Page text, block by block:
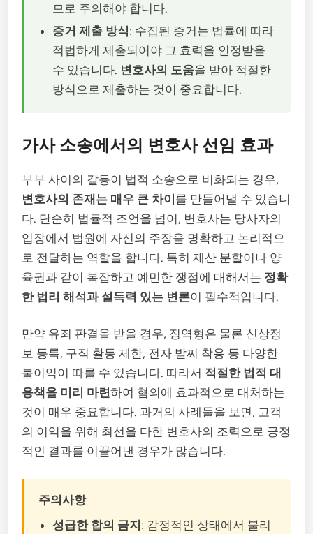
므로 주의해야 합니다.
증거 제출 방식: 수집된 증거는 법률에 따라
적법하게 제출되어야 그 효력을 인정받을
수 있습니다. 변호사의 도움을 받아 적절한
방식으로 제출하는 것이 중요합니다.
가사 소송에서의 변호사 선임 효과
부부 사이의 갈등이 법적 소송으로 비화되는 경우,
변호사의 존재는 매우 큰 차이를 만들어낼 수 있습니
다. 단순히 법률적 조언을 넘어, 변호사는 당사자의
입장에서 법원에 자신의 주장을 명확하고 논리적으
로 전달하는 역할을 합니다. 특히 재산 분할이나 양
육권과 같이 복잡하고 예민한 쟁점에 대해서는 정확
한 법리 해석과 설득력 있는 변론이 필수적입니다.
만약 유죄 판결을 받을 경우, 징역형은 물론 신상정
보 등록, 구직 활동 제한, 전자 발찌 착용 등 다양한
불이익이 따를 수 있습니다. 따라서 적절한 법적 대
응책을 미리 마련하여 혐의에 효과적으로 대처하는
것이 매우 중요합니다. 과거의 사례들을 보면, 고객
의 이익을 위해 최선을 다한 변호사의 조력으로 긍정
적인 결과를 이끌어낸 경우가 많습니다.
주의사항
성급한 합의 금지: 감정적인 상태에서 불리